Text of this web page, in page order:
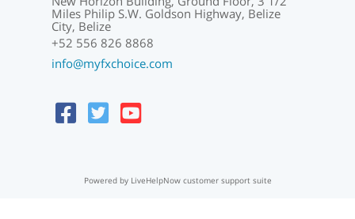
Miles Philip S.W. Goldson Highway, Belize
City, Belize
+52 556 826 8868
info@myfxchoice.com
Powered by LiveHelpNow customer support suite